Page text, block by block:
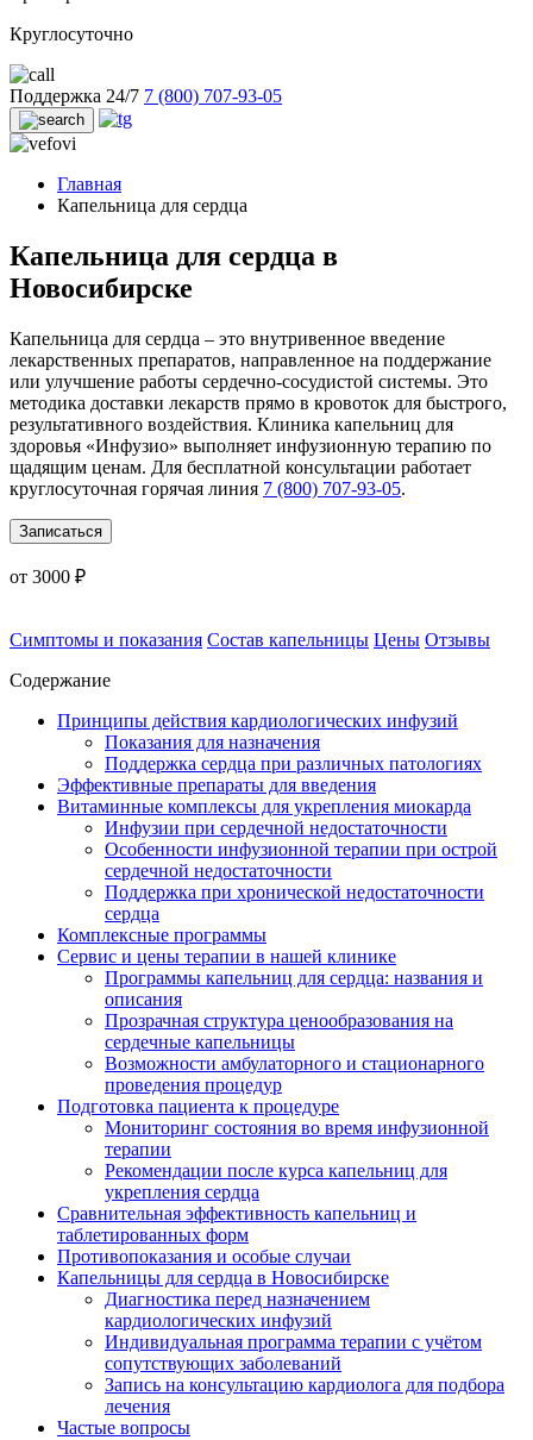
Круглосуточно
Поддержка 24/7 7 (800) 707-93-05
Главная
Капельница для сердца
Капельница для сердца в
Новосибирске
Капельница для сердца – это внутривенное введение
лекарственных препаратов, направленное на поддержание
или улучшение работы сердечно-сосудистой системы. Это
методика доставки лекарств прямо в кровоток для быстрого,
результативного воздействия. Клиника капельниц для
здоровья «Инфузио» выполняет инфузионную терапию по
щадящим ценам. Для бесплатной консультации работает
круглосуточная горячая линия 7 (800) 707-93-05.
Записаться
от 3000 ₽
Симптомы и показания Состав капельницы Цены Отзывы
Содержание
Принципы действия кардиологических инфузий
Показания для назначения
Поддержка сердца при различных патологиях
Эффективные препараты для введения
Витаминные комплексы для укрепления миокарда
Инфузии при сердечной недостаточности
Особенности инфузионной терапии при острой
сердечной недостаточности
Поддержка при хронической недостаточности
сердца
Комплексные программы
Сервис и цены терапии в нашей клинике
Программы капельниц для сердца: названия и
описания
Прозрачная структура ценообразования на
сердечные капельницы
Возможности амбулаторного и стационарного
проведения процедур
Подготовка пациента к процедуре
Мониторинг состояния во время инфузионной
терапии
Рекомендации после курса капельниц для
укрепления сердца
Сравнительная эффективность капельниц и
таблетированных форм
Противопоказания и особые случаи
Капельницы для сердца в Новосибирске
Диагностика перед назначением
кардиологических инфузий
Индивидуальная программа терапии с учётом
сопутствующих заболеваний
Запись на консультацию кардиолога для подбора
лечения
Частые вопросы